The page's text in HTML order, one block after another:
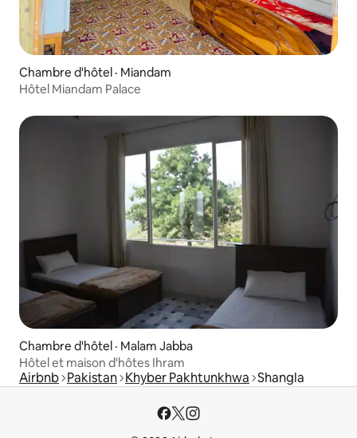
Chambre d'hôtel · Miandam
Hôtel Miandam Palace
Chambre d'hôtel · Malam Jabba
Hôtel et maison d'hôtes Ihram
Airbnb Pakistan Khyber Pakhtunkhwa Shangla